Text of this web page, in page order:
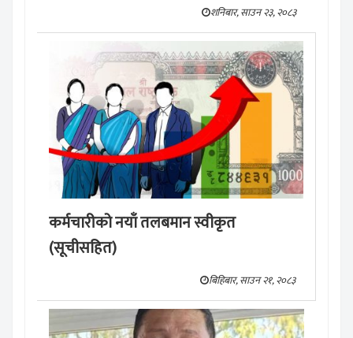
शनिबार, साउन २३, २०८३
कर्मचारीको नयाँ तलबमान स्वीकृत
(सूचीसहित)
बिहिबार, साउन २१, २०८३